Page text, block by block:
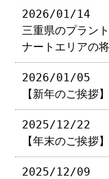
2026/01/14
三重県のプラン
ナートエリアの
2026/01/05
【新年のご挨拶】
2025/12/22
【年末のご挨拶】
2025/12/09